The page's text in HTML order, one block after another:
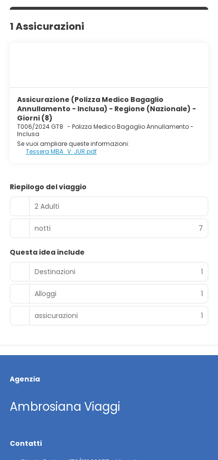
1 Assicurazioni
Assicurazione (Polizza Medico Bagaglio
Annullamento - Inclusa) - Regione (Nazionale) -
Giorni (8)
T006/2024 GT8 - Polizza Medico Bagaglio Annullamento -
Inclusa
Se vuoi ampliare queste informazioni:
Tessera MBA_V. JUR.pdf
Riepilogo del viaggio
2 Adulti
notti 7
Questa idea include
Destinazioni
1
Alloggi 1
assicurazioni 1
Agenzia
Ambrosiana Viaggi
Contatti